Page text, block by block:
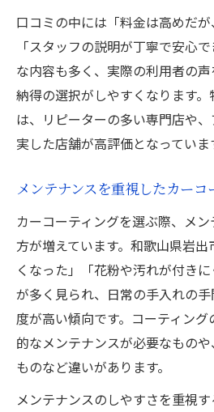
口コミの中には「料金は高めだが
「スタッフの説明が丁寧で安心
な内容も多く、実際の利用者の声
納得の選択がしやすくなります
は、リピーターの多い専門店や
実した店舗が高評価となっていま
メンテナンスを重視したカーコ
カーコーティングを選ぶ際、メ
方が増えています。和歌山県岩
くなった」「花粉や汚れが付き
が多く見られ、日常の手入れの
度が高い傾向です。コーティン
的なメンテナンスが必要なもの
ものなど違いがあります。
メンテナンスのしやすさを重視